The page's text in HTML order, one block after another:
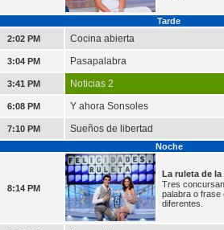
Tarde
2:02 PM Cocina abierta
3:04 PM Pasapalabra
3:41 PM Noticias 2
6:08 PM Y ahora Sonsoles
7:10 PM Sueños de libertad
Noche
8:14 PM
La ruleta de la
Tres
palabra o frase
diferentes.